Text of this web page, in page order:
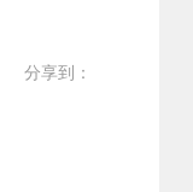
分享到：